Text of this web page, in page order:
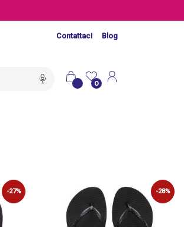
Contattaci Blog
0
-27% -28%